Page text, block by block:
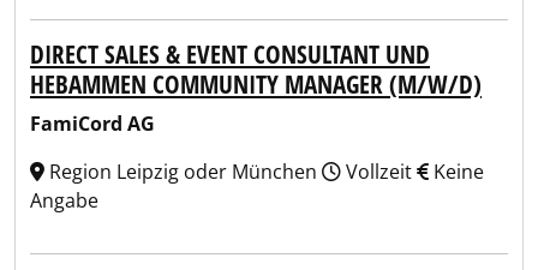
DIRECT SALES & EVENT CONSULTANT UND
HEBAMMEN COMMUNITY MANAGER (M/W/D)
FamiCord AG
Region Leipzig oder München
Vollzeit
Keine
Angabe